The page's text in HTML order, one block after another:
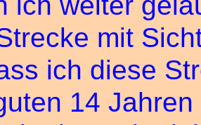
mit
ich diese
14